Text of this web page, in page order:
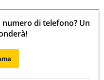
numero di telefono? Un